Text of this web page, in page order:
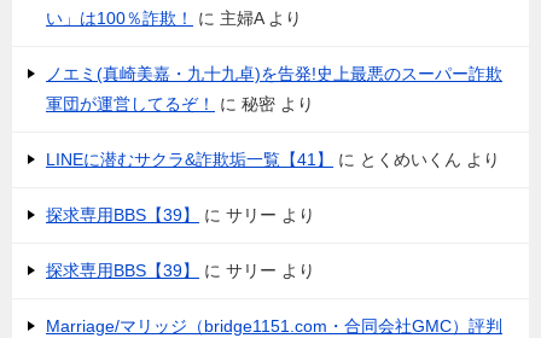
い」は100％詐欺！
に 主婦Aより
ノエミ(真崎美嘉・九十九卓)を告発!史上最悪のスーパー詐欺
軍団が運営してるぞ！
に 秘密 より
LINEに潜むサクラ&詐欺垢一覧【41】 に とくめいくん より
探求専用BBS【39】 に サリー より
探求専用BBS【39】 に サリー より
Marriage/マリッジ（bridge1151.com・合同会社GMC）評判